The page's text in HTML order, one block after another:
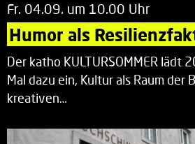
Fr. 04.09. um 10.00 Uhr
Humor als
Der katho KULTURSOMMER lädt
Mal dazu ein, Kultur als Raum der
kreativen…